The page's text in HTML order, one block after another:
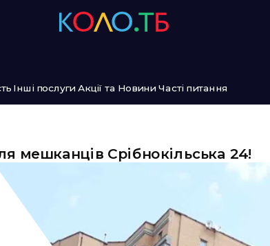
Інші послуги Акції та Новини Часті питання
мешканців Срібнокільська 24!